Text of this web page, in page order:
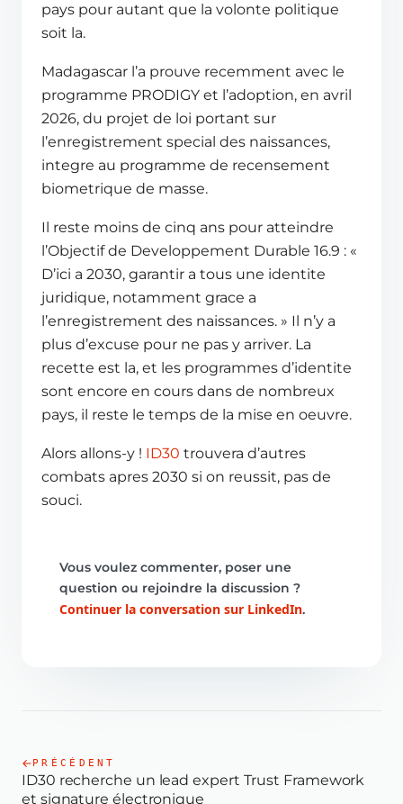
pays pour autant que la volonte politique
soit la.
Madagascar l’a prouve recemment avec le
programme PRODIGY et l’adoption, en avril
2026, du projet de loi portant sur
l’enregistrement special des naissances,
integre au programme de recensement
biometrique de masse.
Il reste moins de cinq ans pour atteindre
l’Objectif de Developpement Durable 16.9 : «
D’ici a 2030, garantir a tous une identite
juridique, notamment grace a
l’enregistrement des naissances. » Il n’y a
plus d’excuse pour ne pas y arriver. La
recette est la, et les programmes d’identite
sont encore en cours dans de nombreux
pays, il reste le temps de la mise en oeuvre.
Alors allons-y ! ID30 trouvera d’autres
combats apres 2030 si on reussit, pas de
souci.
Vous voulez commenter, poser une
question ou rejoindre la discussion ?
Continuer la conversation sur LinkedIn.
PRÉCÉDENT
ID30 recherche un lead expert Trust Framework
et signature électronique